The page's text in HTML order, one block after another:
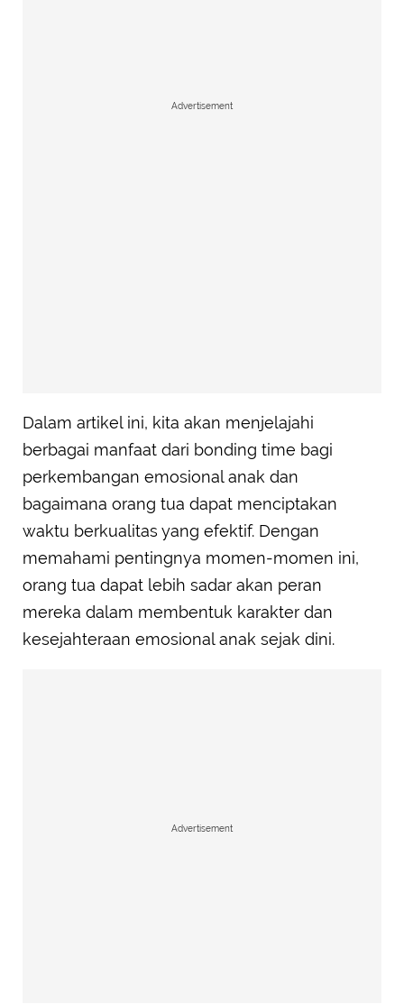
Advertisement
Dalam artikel ini, kita akan menjelajahi
berbagai manfaat dari bonding time bagi
perkembangan emosional anak dan
bagaimana orang tua dapat menciptakan
waktu berkualitas yang efektif. Dengan
memahami pentingnya momen-momen ini,
orang tua dapat lebih sadar akan peran
mereka dalam membentuk karakter dan
kesejahteraan emosional anak sejak dini.
Advertisement